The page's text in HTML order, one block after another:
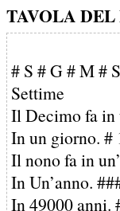
TAVOLA
# S # G # M #
Settime
Il Decimo fa in
In un giorno. #
Il nono fa in
In Un’anno.
In 49000 anni.